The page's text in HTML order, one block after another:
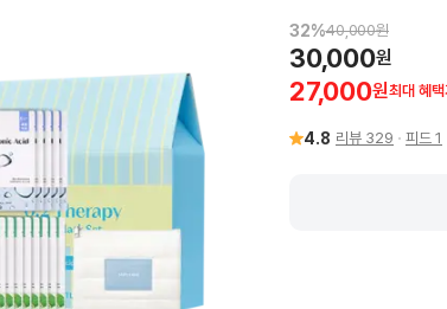
32%40,000원
30,000원
27,000원최대 혜
4.8 리뷰 329 피드 1